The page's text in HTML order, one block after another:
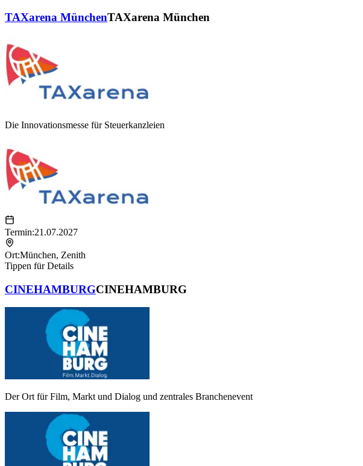
TAXarena MünchenTAXarena München
Die Innovationsmesse für Steuerkanzleien
Termin:21.07.2027
Ort:München, Zenith
Tippen für Details
CINEHAMBURGCINEHAMBURG
Der Ort für Film, Markt und Dialog und zentrales Branchenevent